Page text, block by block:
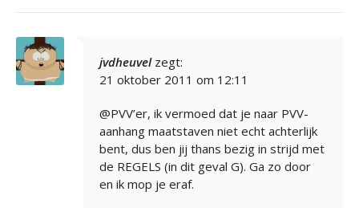
jvdheuvel zegt:
21 oktober 2011 om 12:11
@PVV’er, ik vermoed dat je naar PVV-
aanhang maatstaven niet echt achterlijk
bent, dus ben jij thans bezig in strijd met
de REGELS (in dit geval G). Ga zo door
en ik mop je eraf.